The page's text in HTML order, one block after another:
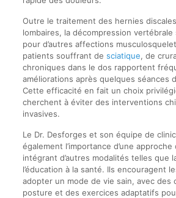
Outre le traitement des hernies
lombaires, la décompression vertébrale
pour d’autres affections
patients souffrant de sciatique, de
chroniques dans le dos rapportent
améliorations après quelques séances
Cette efficacité en fait un choix
cherchent à éviter des interventions
invasives.
Le Dr. Desforges et son équipe de
également l’importance d’une
intégrant d’autres modalités telles que
l’éducation à la santé. Ils encouragent
adopter un mode de vie sain, avec des
posture et des exercices adaptatifs